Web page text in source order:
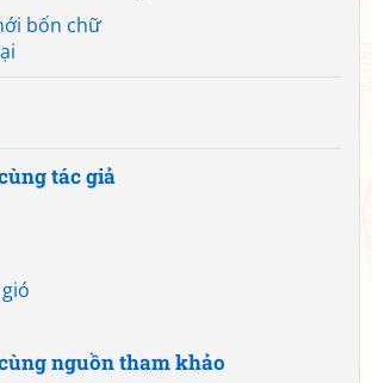
bốn chữ
tác giả
nguồn tham khảo